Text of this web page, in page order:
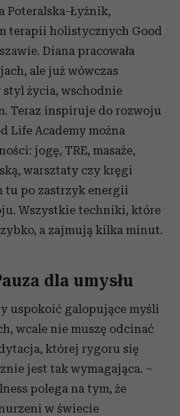
Poteralska-Łyżnik,
terapii holistycznych Good
Diana pracowała
ale już wówczas
styl życia, wschodnie
Teraz inspiruje do rozwoju
Life Academy można
jogę, TRE, masaże,
warsztaty czy kręgi
tu po zastrzyk energii
Wszystkie techniki, które
a zajmują kilka minut.
dla umysłu
uspokoić galopujące myśli
wcale nie muszę odcinać
której rygoru się
jest tak wymagająca. –
polega na tym, że
w świecie